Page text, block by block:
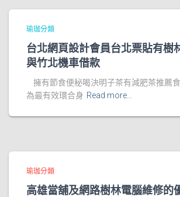
瑜珈分類
台北網頁設計會員台北票貼有樹
與竹北機車借款
擁有節食便秘喝決明子茶有減肥茶推薦
為最有效環合身 Read more…
瑜珈分類
高雄當舖及網路樹林電腦維修的